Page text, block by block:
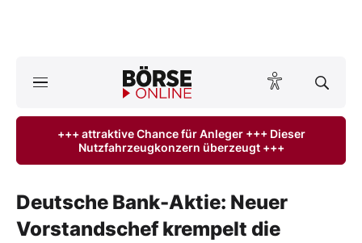
ktuelle Ausgabe BÖRSE ONLINE lesen
Finanz-Check
+++ attraktive Chance für Anleger +++ Dieser
Nutzfahrzeugkonzern überzeugt +++
Deutsche Bank-Aktie: Neuer
Vorstandschef krempelt die